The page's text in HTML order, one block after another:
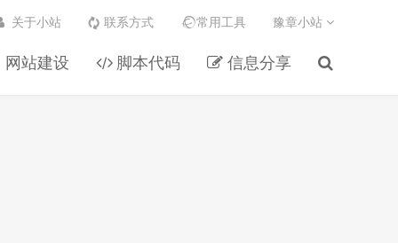
网站建设 脚本代码 信息分享
关于小站 联系方式 常用工具 豫章小站